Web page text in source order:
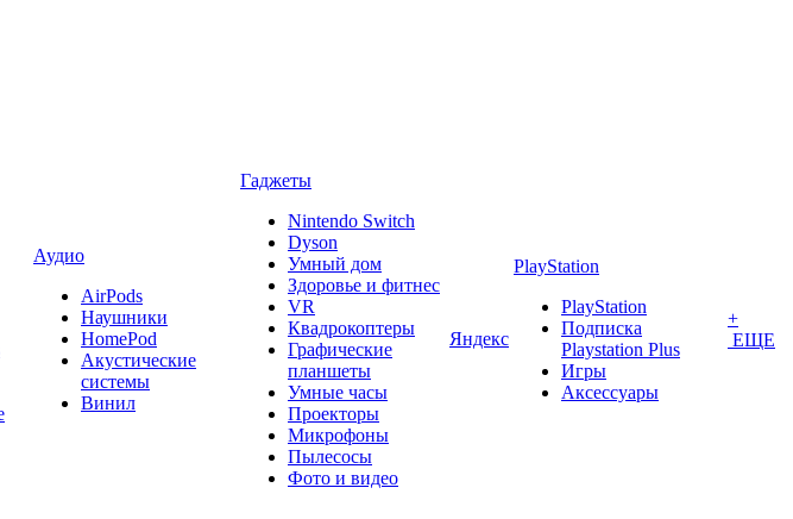
Аудио
AirPods
Наушники
HomePod
Акустические
системы
Винил
Гаджеты
Nintendo Switch
Dyson
Умный дом
Здоровье и фитнес
VR
Квадрокоптеры
Графические
планшеты
Умные часы
Проекторы
Микрофоны
Пылесосы
Фото и видео
Яндекс
PlayStation
PlayStation
Подписка
Playstation Plus
Игры
Аксессуары
+
ЕЩЕ